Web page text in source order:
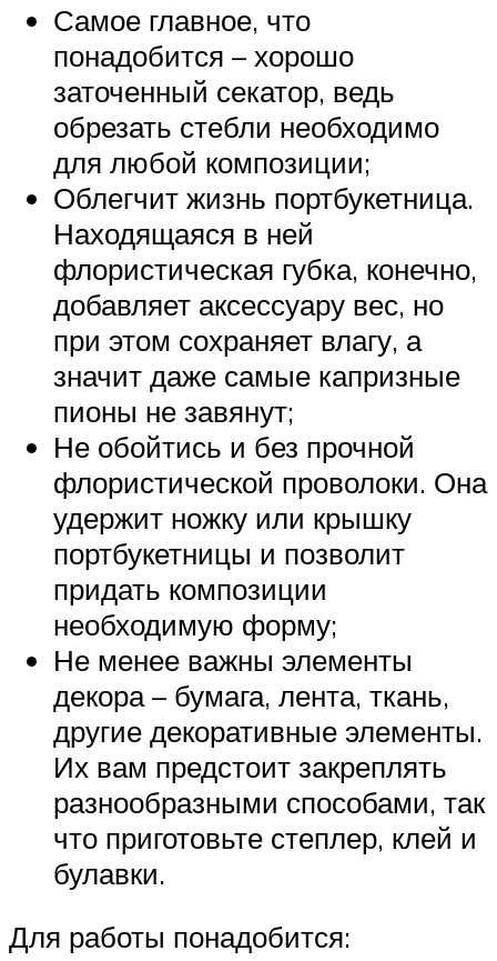
Самое главное, что
понадобится – хорошо
заточенный секатор, ведь
обрезать стебли необходимо
для любой композиции;
Облегчит жизнь портбукетница.
Находящаяся в ней
флористическая губка, конечно,
добавляет аксессуару вес, но
при этом сохраняет влагу, а
значит даже самые капризные
пионы не завянут;
Не обойтись и без прочной
флористической проволоки. Она
удержит ножку или крышку
портбукетницы и позволит
придать композиции
необходимую форму;
Не менее важны элементы
декора – бумага, лента, ткань,
другие декоративные элементы.
Их вам предстоит закреплять
разнообразными способами, так
что приготовьте степлер, клей и
булавки.
Для работы понадобится: